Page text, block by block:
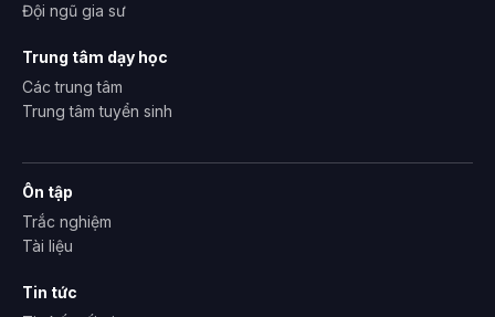
Đội ngũ gia sư
Trung tâm dạy học
Các trung tâm
Trung tâm tuyển sinh
Ôn tập
Trắc nghiệm
Tài liệu
Tin tức